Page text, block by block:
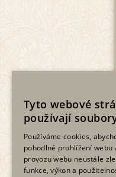
Tyto webové
používají
Používáme cookies,
pohodlné prohlížení webu
provozu webu neustále
funkce, výkon a